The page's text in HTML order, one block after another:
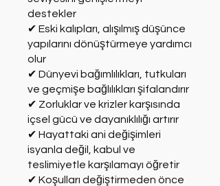
destekler
✔ Eski kalıpları, alışılmış düşünce
yapılarını dönüştürmeye yardımcı
olur
✔ Dünyevi bağımlılıkları, tutkuları
ve geçmişe bağlılıkları şifalandırır
✔ Zorluklar ve krizler karşısında
içsel gücü ve dayanıklılığı artırır
✔ Hayattaki ani değişimleri
isyanla değil, kabul ve
teslimiyetle karşılamayı öğretir
✔ Koşulları değiştirmeden önce